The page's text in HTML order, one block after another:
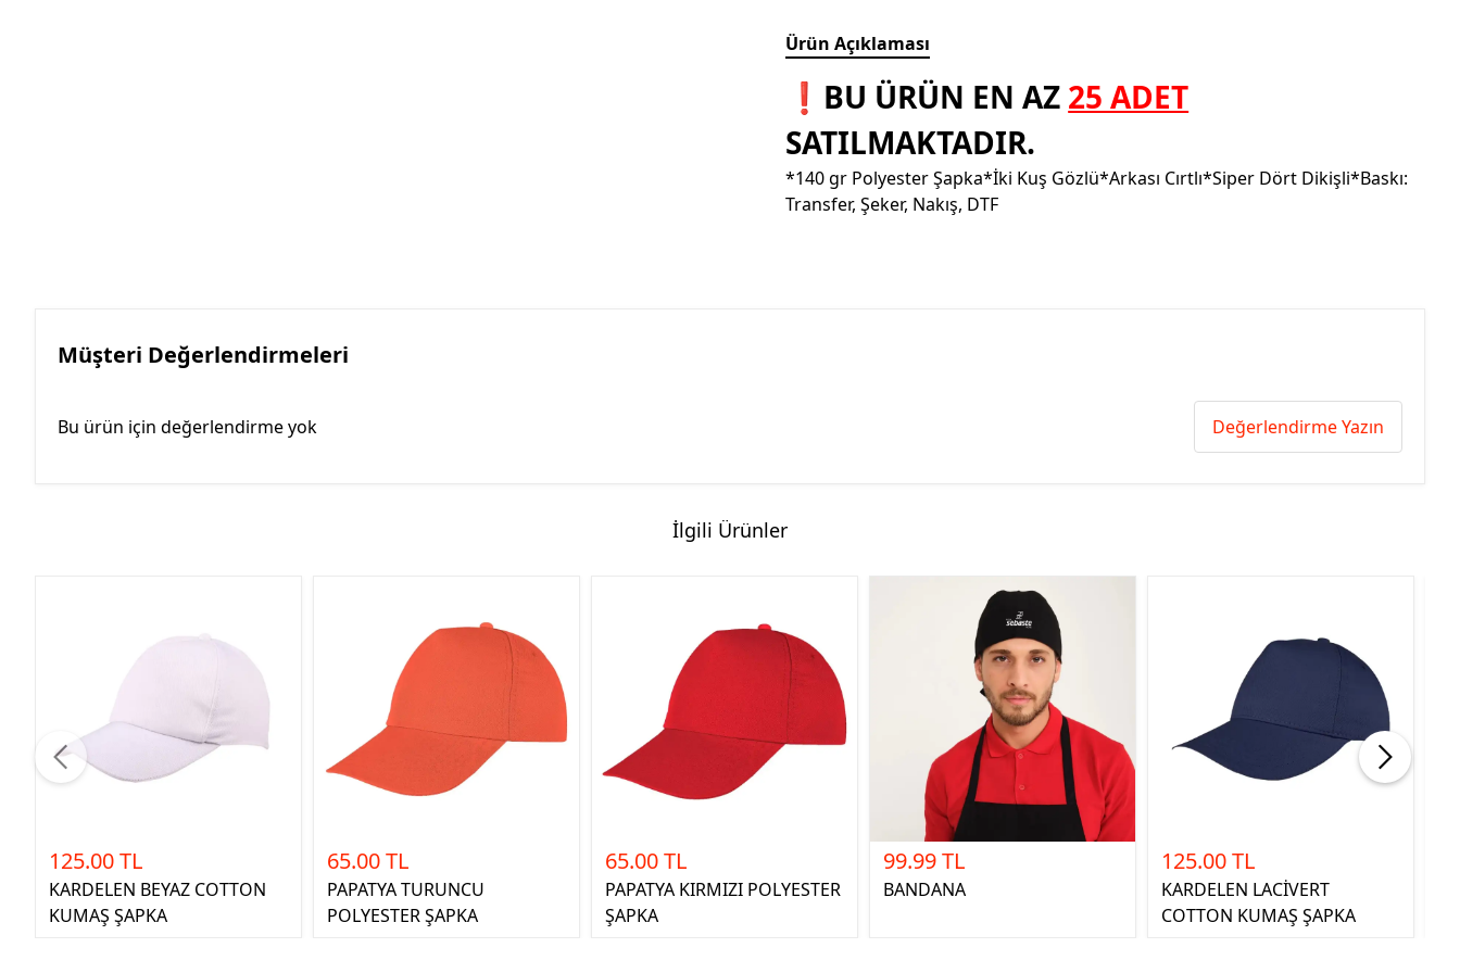
Ürün Açıklaması
❗BU ÜRÜN EN AZ 25 ADET
SATILMAKTADIR.
*140 gr Polyester Şapka*İki Kuş Gözlü*Arkası Cırtlı*Siper Dört Dikişli*Baskı:
Transfer, Şeker, Nakış, DTF
Müşteri Değerlendirmeleri
Bu ürün için değerlendirme yok Değerlendirme Yazın
İlgili Ürünler
125.00 TL
KARDELEN BEYAZ COTTON
KUMAŞ ŞAPKA
65.00 TL
PAPATYA TURUNCU
POLYESTER ŞAPKA
65.00 TL
PAPATYA KIRMIZI POLYESTER
ŞAPKA
99.99 TL
BANDANA
125.00 TL
KARDELEN LACİVERT
COTTON KUMAŞ ŞAPKA